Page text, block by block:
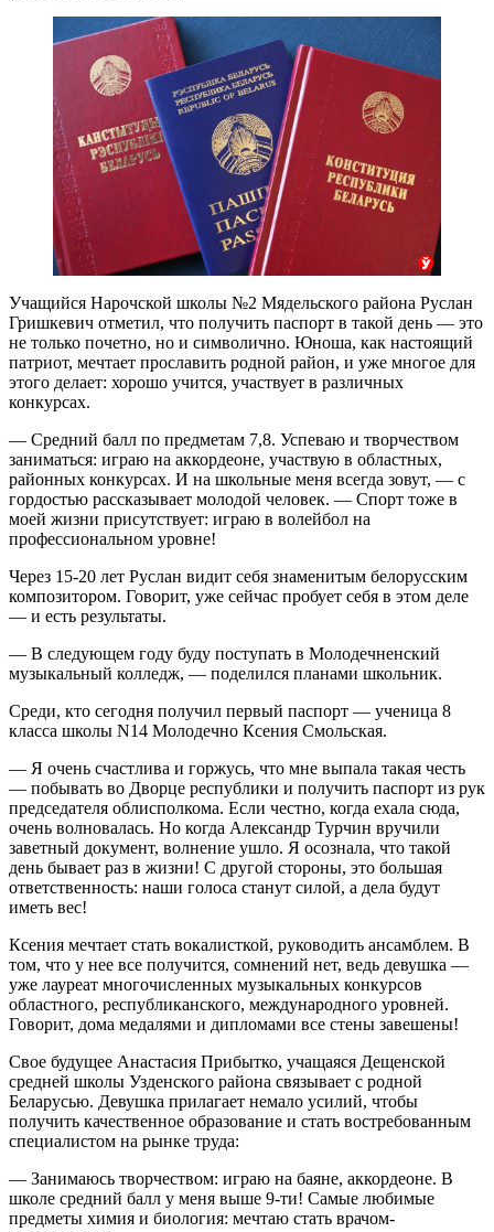
Учащийся Нарочской школы №2 Мядельского района Руслан
Гришкевич отметил, что получить паспорт в такой день — это
не только почетно, но и символично. Юноша, как настоящий
патриот, мечтает прославить родной район, и уже многое для
этого делает: хорошо учится, участвует в различных
конкурсах.
— Средний балл по предметам 7,8. Успеваю и творчеством
заниматься: играю на аккордеоне, участвую в областных,
районных конкурсах. И на школьные меня всегда зовут, — с
гордостью рассказывает молодой человек. — Спорт тоже в
моей жизни присутствует: играю в волейбол на
профессиональном уровне!
Через 15-20 лет Руслан видит себя знаменитым белорусским
композитором. Говорит, уже сейчас пробует себя в этом деле
— и есть результаты.
— В следующем году буду поступать в Молодечненский
музыкальный колледж, — поделился планами школьник.
Среди, кто сегодня получил первый паспорт — ученица 8
класса школы N14 Молодечно Ксения Смольская.
— Я очень счастлива и горжусь, что мне выпала такая честь
— побывать во Дворце республики и получить паспорт из рук
председателя облисполкома. Если честно, когда ехала сюда,
очень волновалась. Но когда Александр Турчин вручили
заветный документ, волнение ушло. Я осознала, что такой
день бывает раз в жизни! С другой стороны, это большая
ответственность: наши голоса станут силой, а дела будут
иметь вес!
Ксения мечтает стать вокалисткой, руководить ансамблем. В
том, что у нее все получится, сомнений нет, ведь девушка —
уже лауреат многочисленных музыкальных конкурсов
областного, республиканского, международного уровней.
Говорит, дома медалями и дипломами все стены завешены!
Свое будущее Анастасия Прибытко, учащаяся Дещенской
средней школы Узденского района связывает с родной
Беларусью. Девушка прилагает немало усилий, чтобы
получить качественное образование и стать востребованным
специалистом на рынке труда:
— Занимаюсь творчеством: играю на баяне, аккордеоне. В
школе средний балл у меня выше 9-ти! Самые любимые
предметы химия и биология: мечтаю стать врачом-